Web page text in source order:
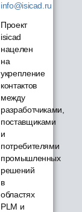
info@isicad.ru
Проект
isicad
нацелен
на
укрепление
контактов
между
разработчиками,
поставщиками
и
потребителями
промышленных
решений
в
областях
PLM и